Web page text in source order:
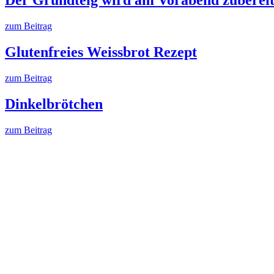
zum Beitrag
Glutenfreies Weissbrot Rezept
zum Beitrag
Dinkelbrötchen
zum Beitrag